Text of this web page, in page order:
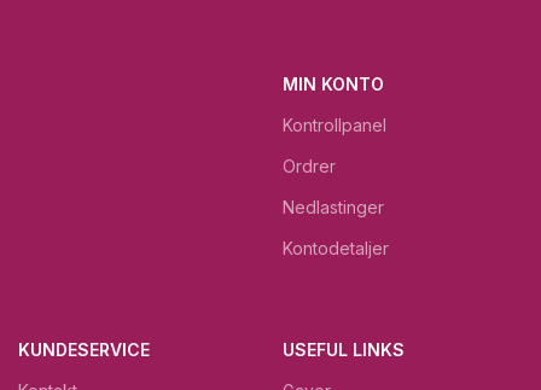
MIN KONTO
Kontrollpanel
Ordrer
Nedlastinger
Kontodetaljer
KUNDESERVICE
USEFUL LINKS